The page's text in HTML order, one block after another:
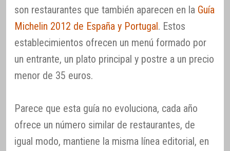
son restaurantes que también aparecen en la Guía
Michelin 2012 de España y Portugal. Estos
establecimientos ofrecen un menú formado por
un entrante, un plato principal y postre a un precio
menor de 35 euros.
Parece que esta guía no evoluciona, cada año
ofrece un número similar de restaurantes, de
igual modo, mantiene la misma línea editorial, en